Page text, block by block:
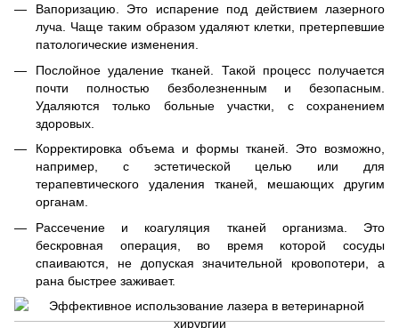
Вапоризацию. Это испарение под действием лазерного
луча. Чаще таким образом удаляют клетки, претерпевшие
патологические изменения.
Послойное удаление тканей. Такой процесс получается
почти полностью безболезненным и безопасным.
Удаляются только больные участки, с сохранением
здоровых.
Корректировка объема и формы тканей. Это возможно,
например, с эстетической целью или для
терапевтического удаления тканей, мешающих другим
органам.
Рассечение и коагуляция тканей организма. Это
бескровная операция, во время которой сосуды
спаиваются, не допуская значительной кровопотери, а
рана быстрее заживает.